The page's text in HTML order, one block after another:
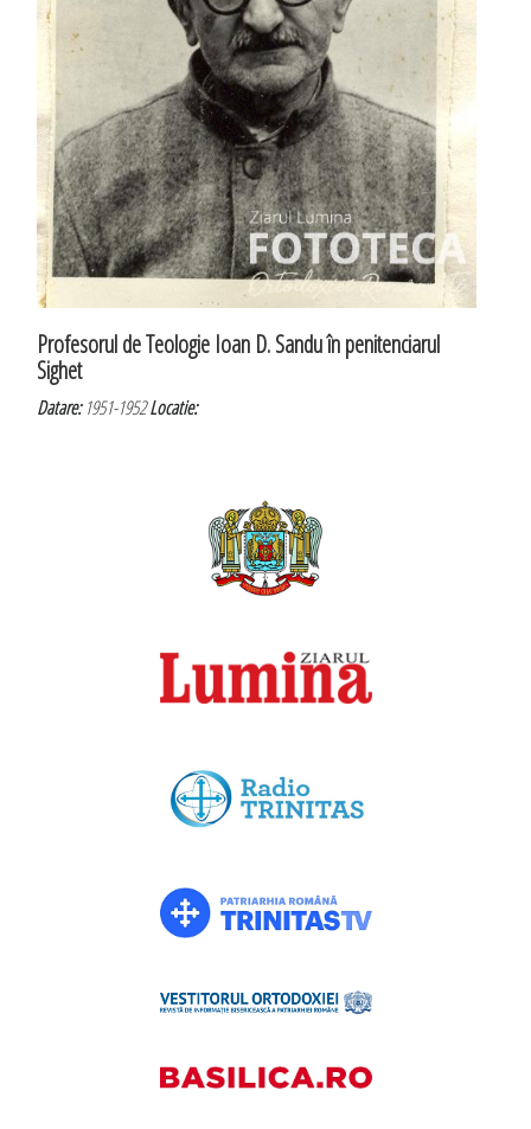
Profesorul de Teologie Ioan D. Sandu în penitenciarul
Sighet
Datare:1951-1952Locatie: